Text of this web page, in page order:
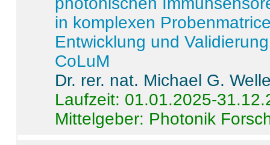
in komplexen
Entwicklung und
CoLuM
Dr. rer. nat. Michael G.
Laufzeit: 01.01.2025-
Mittelgeber: Photonik